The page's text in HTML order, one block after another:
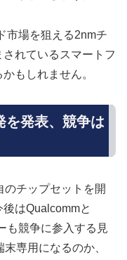
市場を狙える2nmチ
れているスマートフ
もしれません。
発表、競争は
のチップセットを開
はQualcommと
も競争に参入する見
専用になるのか、